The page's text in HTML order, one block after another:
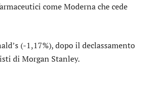
comeModernache cede
(-1,17%), dopo il declassamento
di Morgan Stanley.